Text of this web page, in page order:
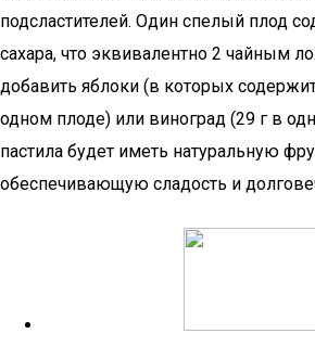
подсластителей. Один спелый плод
сахара, что эквивалентно 2 чайным
добавить яблоки (в которых
одном плоде) или виноград (29 г в
пастила будет иметь натуральную
обеспечивающую сладость и